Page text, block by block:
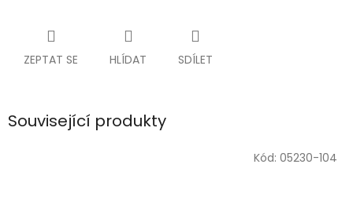
ZEPTAT SE HLÍDAT SDÍLET
Související produkty
Kód: 05230-104